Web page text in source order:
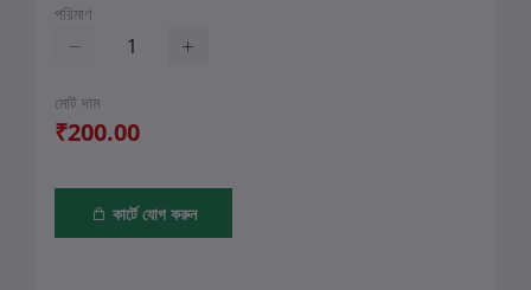
পরিমাণ
মোট দাম
₹200.00
কার্টে যোগ করুন